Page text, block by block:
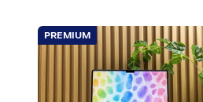
PREMIUM